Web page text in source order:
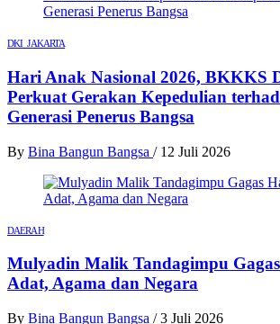
DKI JAKARTA
Hari Anak Nasional 2026, BKKKS
Perkuat Gerakan Kepedulian
Generasi Penerus Bangsa
By Bina Bangun Bangsa / 12 Juli 2026
DAERAH
Mulyadin Malik Tandagimpu
Adat, Agama dan Negara
By Bina Bangun Bangsa / 3 Juli 2026